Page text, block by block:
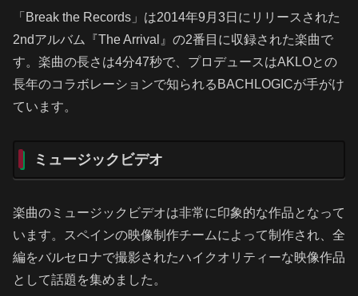
「Break the Records」は2014年9月3日にリリースされた
2ndアルバム『The Arrival』の2番目に収録された楽曲で
す。楽曲の長さは4分47秒で、プロデュースはAKLOとの
長年のコラボレーションで知られるBACHLOGICが手がけ
ています。
ミュージックビデオ
楽曲のミュージックビデオは非常に印象的な作品となって
います。スペインの映像制作チームによって制作され、全
編をバルセロナで撮影されたハイクオリティーな映像作品
として話題を集めました。